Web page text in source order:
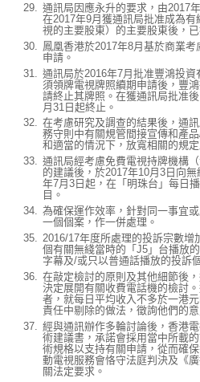
通訊局因應永升的要求，由2017
在2017年9月獲通訊局批准成為
視的主要股東）的主要股東後，
鳳凰香港於2017年8月基於商業
申請。
通訊局於2016年7月批准豐鴻投
須領牌電視牌照續期申請後，豐
請終止其牌照。在獲通訊局批准
月31日起終止。
在考慮研究及調查的結果後，通
務守則中有關規管間接宣傳和產
和適當的情況下，放寬相關的規定
通訊局經考慮免費電視持牌機構
的建議後，於2017年10月3日向
年7月3日起，在「明珠台」每日
目。
為確保運作效率，針對同一事宜
一個個案，作一併處理。
2016/17年度所處理的投訴宗數增
個有關無綫當時的「J5」台播放
字幕及/或只以普通話播放的投訴
在敲定檢討的原則及其他細節後
決定展開有關收費電話機的檢討
者，就每日平均收入不多於一港
責任中剔除的做法，徵詢他們的意
經與通訊辦作多輪討論後，香港
術建議書，承諾會採用當中所載
術規格以支持有關申請，從而確
動電視服務會恪守法庭判決及《
關法定要求。